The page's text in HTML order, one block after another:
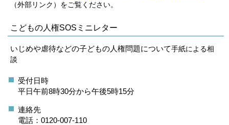
（外部リンク）をご覧ください。
こどもの人権SOSミニレター
いじめや虐待などの子どもの人権問題について手紙による相
談
受付日時
平日午前8時30分から午後5時15分
連絡先
電話：0120-007-110